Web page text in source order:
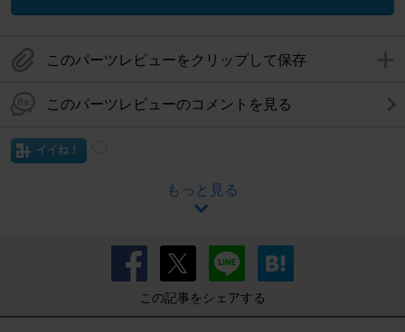
このパーツレビューをクリップして保存
このパーツレビューのコメントを見る
イイね！
もっと見る
この記事をシェアする